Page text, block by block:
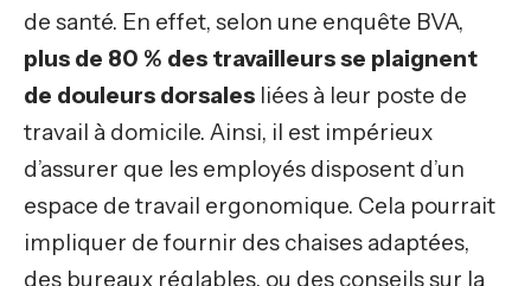
de santé. En effet, selon une enquête BVA,
plus de 80 % des travailleurs se plaignent
de douleurs dorsales liées à leur poste de
travail à domicile. Ainsi, il est impérieux
d’assurer que les employés disposent d’un
espace de travail ergonomique. Cela pourrait
impliquer de fournir des chaises adaptées,
des bureaux réglables, ou des conseils sur la